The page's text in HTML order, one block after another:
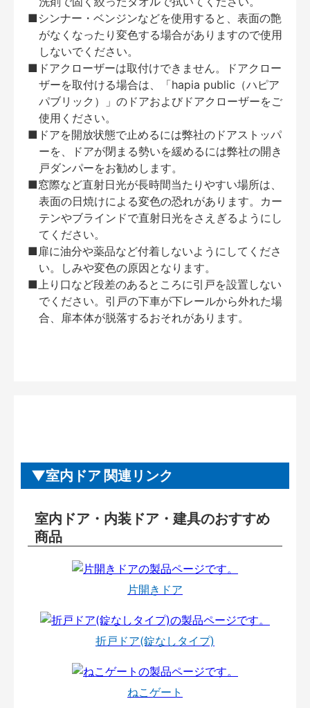
■シンナー・ベンジンなどを使用すると、表面の艶
がなくなったり変色する場合がありますので使用
しないでください。
■ドアクローザーは取付けできません。ドアクロー
ザーを取付ける場合は、「hapia public（ハピア
パブリック）」のドアおよびドアクローザーをご
使用ください。
■ドアを開放状態で止めるには弊社のドアストッパ
ーを、ドアが閉まる勢いを緩めるには弊社の開き
戸ダンパーをお勧めします。
■窓際など直射日光が長時間当たりやすい場所は、
表面の日焼けによる変色の恐れがあります。カー
テンやブラインドで直射日光をさえぎるようにし
てください。
■扉に油分や薬品など付着しないようにしてくださ
い。しみや変色の原因となります。
■上り口など段差のあるところに引戸を設置しない
でください。引戸の下車が下レールから外れた場
合、扉本体が脱落するおそれがあります。
室内ドア 関連リンク
室内ドア・内装ドア・建具のおすすめ
商品
片開きドア
折戸ドア(錠なしタイプ)
ねこゲート